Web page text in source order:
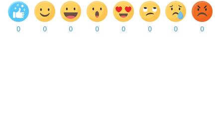
0 0 0 0 0 0 0 0